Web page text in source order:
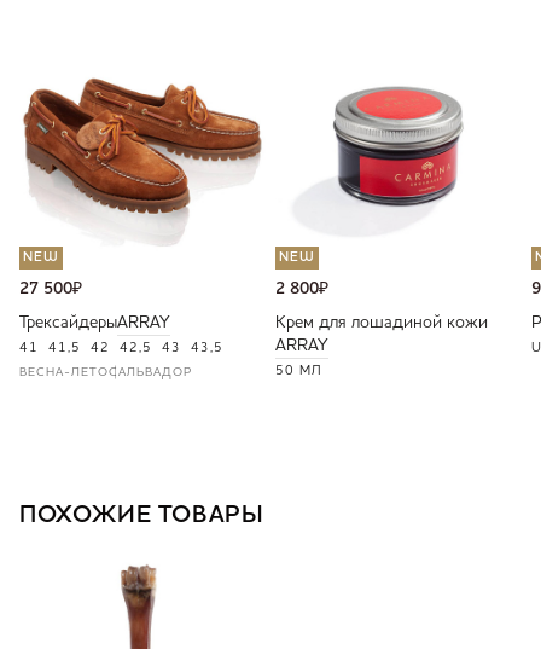
NEW
27 500₽
ТрексайдерыARRAY
41 41,5 42 42,5 43 43,5
ВЕСНА-ЛЕТОСАЛЬВАДОР
NEW
2 800₽
Крем для лошадиной кожи
ARRAY
50 МЛ
ПОХОЖИЕ ТОВАРЫ